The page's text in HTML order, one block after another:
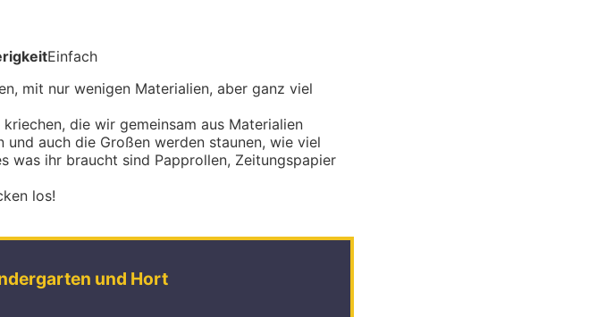
Einfach
mit nur wenigen Materialien, aber ganz viel
die wir gemeinsam aus Materialien
auch die Großen werden staunen, wie viel
was ihr braucht sind Papprollen, Zeitungspapier
los!
und Hort